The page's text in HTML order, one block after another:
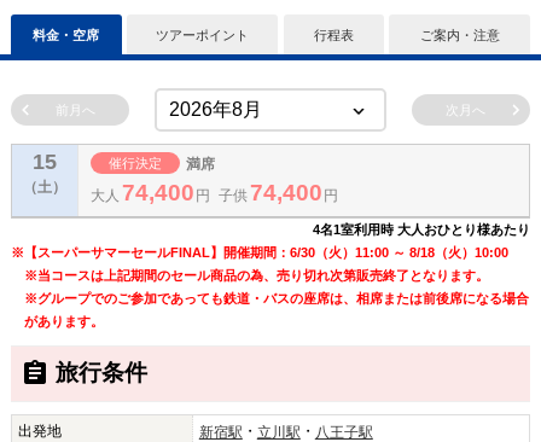
料金・空席 ツアーポイント 行程表 ご案内・注意
前月へ 次月へ
15
（土）
催行決定 満席
大人 74,400 円 子供 74,400 円
4名1室利用時 大人おひとり様あたり
※【スーパーサマーセールFINAL】開催期間：6/30（火）11:00 ～ 8/18（火）10:00
※当コースは上記期間のセール商品の為、売り切れ次第販売終了となります。
※グループでのご参加であっても鉄道・バスの座席は、相席または前後席になる場合
があります。
旅行条件
出発地 新宿駅 ・ 立川駅 ・ 八王子駅